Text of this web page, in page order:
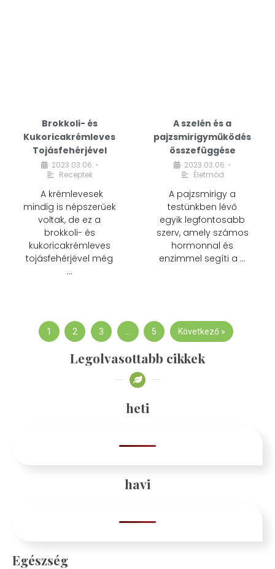
Brokkoli- és
Kukoricakrémleves
Tojásfehérjével
2023.03.06. •
Receptek
A krémlevesek
mindig is népszerűek
voltak, de ez a
brokkoli- és
kukoricakrémleves
tojásfehérjével még
…
A szelén és a
pajzsmirigyműködés
összefüggése
2023.03.06. •
Életmód
A pajzsmirigy a
testünkben lévő
egyik legfontosabb
szerv, amely számos
hormonnal és
enzimmel segíti a …
1 2 3 … 5 Következő »
Legolvasottabb cikkek
heti
havi
Egészség